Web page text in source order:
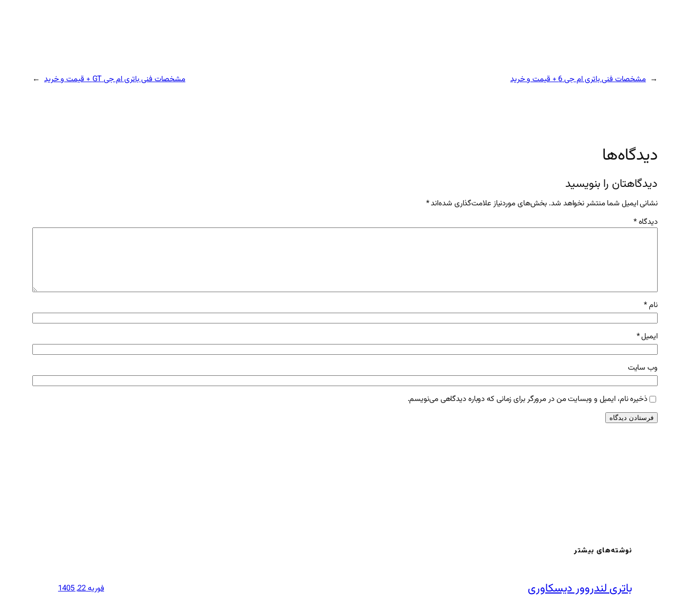
← مشخصات فنی باتری ام جی 6 + قیمت و خرید مشخصات فنی باتری ام جی GT + قیمت و خرید →
دیدگاه‌ها
دیدگاهتان را بنویسید
نشانی ایمیل شما منتشر نخواهد شد. بخش‌های موردنیاز علامت‌گذاری شده‌اند*
دیدگاه*
نام*
ایمیل*
وب‌ سایت
ذخیره نام، ایمیل و وبسایت من در مرورگر برای زمانی که دوباره دیدگاهی می‌نویسم.
نوشته‌های بیشتر
باتری لندروور دیسکاوری فوریه 22, 1405